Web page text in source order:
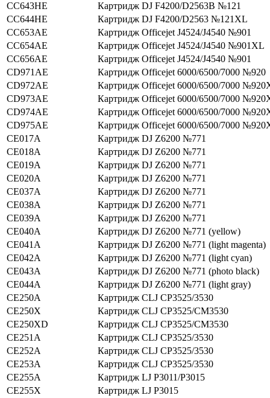
CC643HE
Картридж DJ F4200/D2563В №121
CC644HE
Картридж DJ F4200/D2563 №121XL
CC653AE
Картридж Officejet J4524/J4540 №901
CC654AE
Картридж Officejet J4524/J4540 №901XL
CC656AE
Картридж Officejet J4524/J4540 №901
CD971AE
Картридж Officejet 6000/6500/7000 №920
CD972AE
Картридж Officejet 6000/6500/7000
CD973AE
Картридж Officejet 6000/6500/7000
CD974AE
Картридж Officejet 6000/6500/7000
CD975AE
Картридж Officejet 6000/6500/7000
CE017A
Картридж DJ Z6200 №771
CE018A
Картридж DJ Z6200 №771
CE019A
Картридж DJ Z6200 №771
CE020A
Картридж DJ Z6200 №771
CE037A
Картридж DJ Z6200 №771
CE038A
Картридж DJ Z6200 №771
CE039A
Картридж DJ Z6200 №771
CE040A
Картридж DJ Z6200 №771 (yellow)
CE041A
Картридж DJ Z6200 №771 (light magenta)
CE042A
Картридж DJ Z6200 №771 (light cyan)
CE043A
Картридж DJ Z6200 №771 (photo black)
CE044A
Картридж DJ Z6200 №771 (light gray)
CE250A
Картридж CLJ CP3525/3530
CE250X
Картридж CLJ CP3525/CM3530
CE250XD
Картридж CLJ CP3525/CM3530
CE251A
Картридж CLJ CP3525/3530
CE252A
Картридж CLJ CP3525/3530
CE253A
Картридж CLJ CP3525/3530
CE255A
Картридж LJ P3011/P3015
CE255X
Картридж LJ P3015